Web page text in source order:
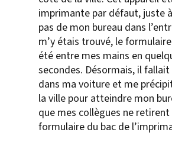
imprimante par défaut, juste
pas de mon bureau dans
m’y étais trouvé, le
été entre mes mains en
secondes. Désormais, il
dans ma voiture et me
la ville pour atteindre mon
que mes collègues ne retirent
formulaire du bac de